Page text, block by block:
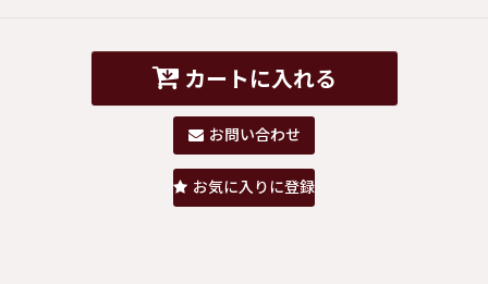
カートに入れる
お問い合わせ
お気に入りに登録